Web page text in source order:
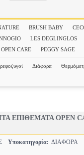
BRUSH BABY
LES DEGLINGLOS
OPEN CARE PEGGY SAGE
Διάφορα
ΕΠΙΘΕΜΑΤΑ OPEN
Υποκατηγορία: ΔΙΑΦΟΡΑ